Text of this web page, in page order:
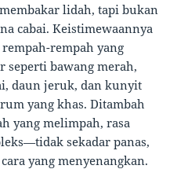
lidah, tapi bukan
cabai. Keistimewaannya
rempah yang
seperti bawang merah,
daun jeruk, dan kunyit
yang khas. Ditambah
yang melimpah, rasa
sekadar panas,
yang menyenangkan.